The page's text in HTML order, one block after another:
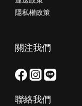
隱私權政策
關注我們
聯絡我們